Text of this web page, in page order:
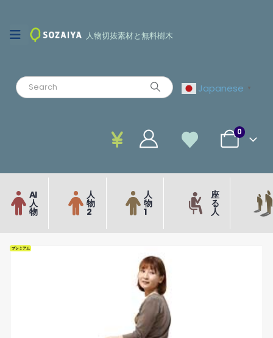
人物切抜素材と無料樹木
Japanese ▼
0
AI
人
物
人
物
2
人
物
1
座
る
人
プレミアム